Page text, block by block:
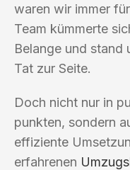
waren wir immer
Team kümmerte
Belange und stand
Tat zur Seite.
Doch nicht nur in
punkten, sondern
effiziente
erfahrenen